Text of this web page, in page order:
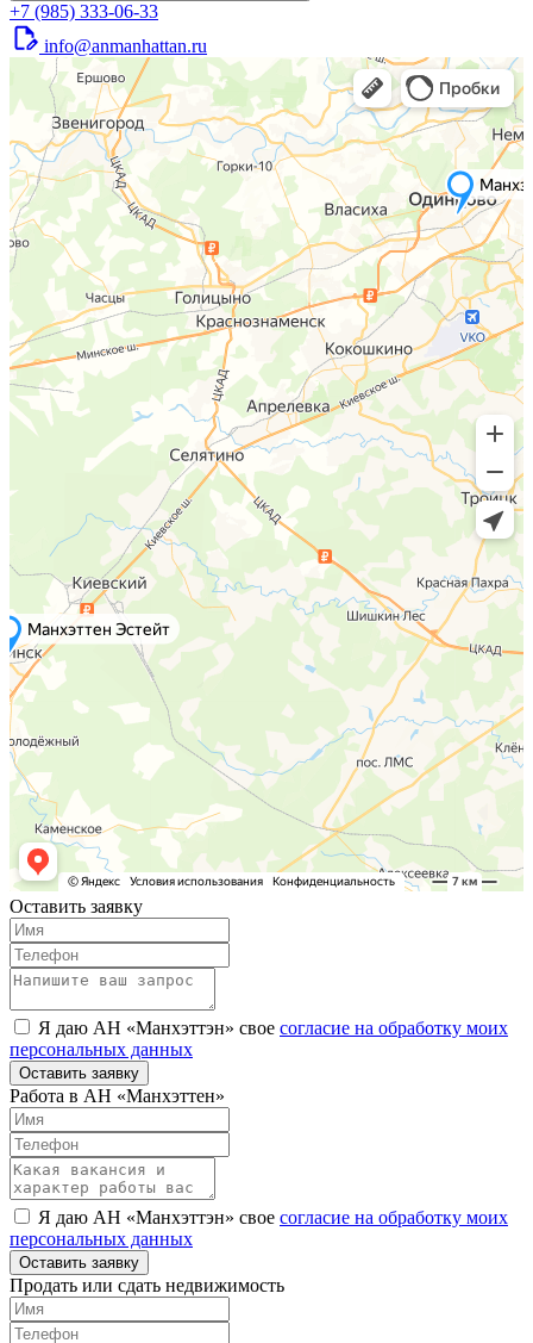
+7 (985) 333-06-33
info@anmanhattan.ru
Оставить заявку
Я даю АН «Манхэттэн» свое согласие на обработку моих
персональных данных
Оставить заявку
Работа в АН «Манхэттен»
Я даю АН «Манхэттэн» свое согласие на обработку моих
персональных данных
Оставить заявку
Продать или сдать недвижимость